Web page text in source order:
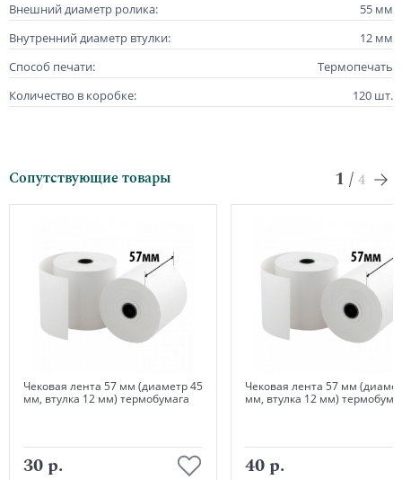
Внешний диаметр ролика:
55 мм
Внутренний диаметр втулки:
12 мм
Способ печати:
Термопечать
Количество в коробке:
120 шт.
Сопутствующие товары 1 / 4
Чековая лента 57 мм (диаметр 45
мм, втулка 12 мм) термобумага
30 р.
Чековая лента 57 мм
мм, втулка 12 мм)
40 р.